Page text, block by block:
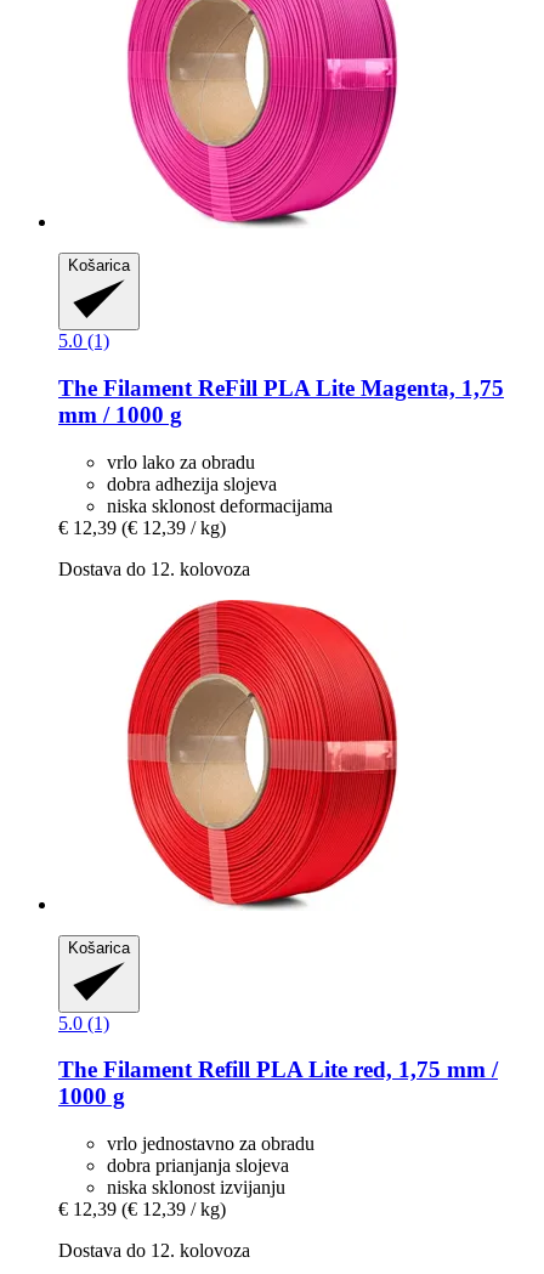
Košarica
5.0 (1)
The Filament ReFill PLA Lite Magenta, 1,75
mm / 1000 g
vrlo lako za obradu
dobra adhezija slojeva
niska sklonost deformacijama
€ 12,39 (€ 12,39 / kg)
Dostava do 12. kolovoza
Košarica
5.0 (1)
The FilamentRefill PLA Lite red, 1,75 mm /
1000 g
vrlo jednostavno za obradu
dobra prianjanja slojeva
niska sklonost izvijanju
€ 12,39 (€ 12,39 / kg)
Dostava do 12. kolovoza